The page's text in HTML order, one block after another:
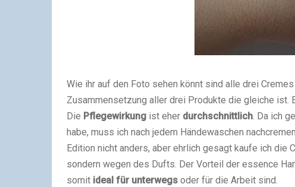
Wie ihr auf den Foto sehen könnt sind alle drei
Zusammensetzung aller drei Produkte die gleiche ist.
Die Pflegewirkung ist eher durchschnittlich. Da ich
habe, muss ich nach jedem Händewaschen
Edition nicht anders, aber ehrlich gesagt kaufe ich
sondern wegen des Dufts. Der Vorteil der essence
somit ideal für unterwegs oder für die Arbeit sind.